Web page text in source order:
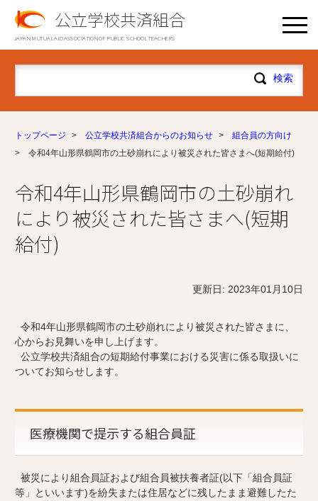
公立学校共済組合
JAPAN MUTUAL AID ASSOCIATION OF PUBLIC SCHOOL TEACHERS
トップページ > 公立学校共済組合からのお知らせ >
組合員の方向け
>
令和4年山形県鶴岡市の土砂崩れにより被災された皆さまへ(短期給付)
令和4年山形県鶴岡市の土砂崩れ
により被災された皆さまへ(短期
給付)
更新日: 2023年01月10日
令和4年山形県鶴岡市の土砂崩れにより被災された皆さまに、
心からお見舞いを申し上げます。
公立学校共済組合の短期給付事業における災害に係る取扱いに
ついてお知らせします。
医療機関で提示する組合員証
被災により組合員証および組合員被扶養者証(以下「組合員証
等」といいます)を紛失または住居などに残したまま避難したた